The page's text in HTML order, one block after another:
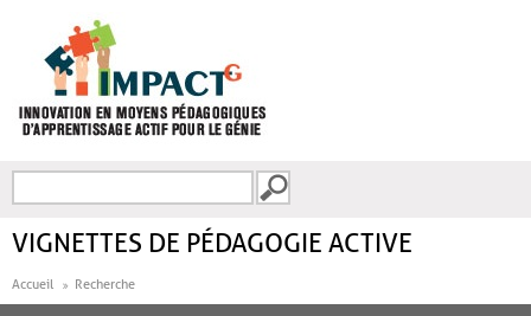
FORMULAIRE DE
VIGNETTES DE PÉDAGOGIE ACTIVE
Accueil Recherche